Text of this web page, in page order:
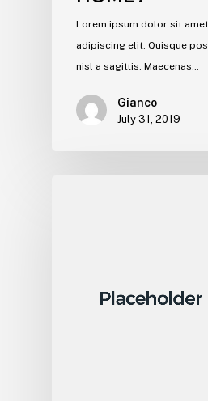
Lorem ipsum dolor sit
adipiscing elit. Quisque
nisl a sagittis. Maecenas…
Gianco
July 31, 2019